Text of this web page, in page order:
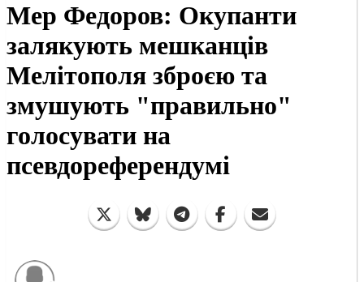
Мер Федоров: Окупанти
залякують мешканців
Мелітополя зброєю та
змушують "правильно"
голосувати на
псевдореферендумі